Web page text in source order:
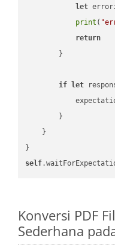
let
print (
return
        }
if let
        }
    }
self
Konversi PDF
Sederhana